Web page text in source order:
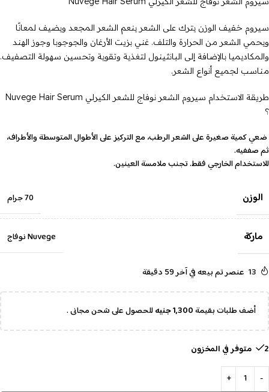
سيروم خفيف الوزن يترك على الشعر ينعم الشعر المجعد ويضيف لمعانًا
ويحمي الشعر من الحرارة والتلف. غني بزيت الأرغان والجوجوبا وجوز الهند
والمكاديميا بالإضافة إلى البانثينول لتغذية وتقوية وتحسين سهولة التصفيف.
مناسب لجميع أنواع الشعر.
طريقة الاستخدام سيروم الشعر نوفاج للشعر الكيرلي Nuvege Hair Serum
؟
ضعي كمية صغيرة على الشعر الرطب، مع التركيز على الأطوال المتوسطة والأطراف،
ثم صففيه.
للاستخدام الخارجي فقط. تجنب ملامسة العينين.
الوزن 70 جرام
ماركة Nuvege نوفاج
13 عنصر تم بيعه في آخر 59 دقيقة
أضف طلبات بقيمة1,300جنيهللحصول على شحن مجانى .
2 متوفر في المخزون